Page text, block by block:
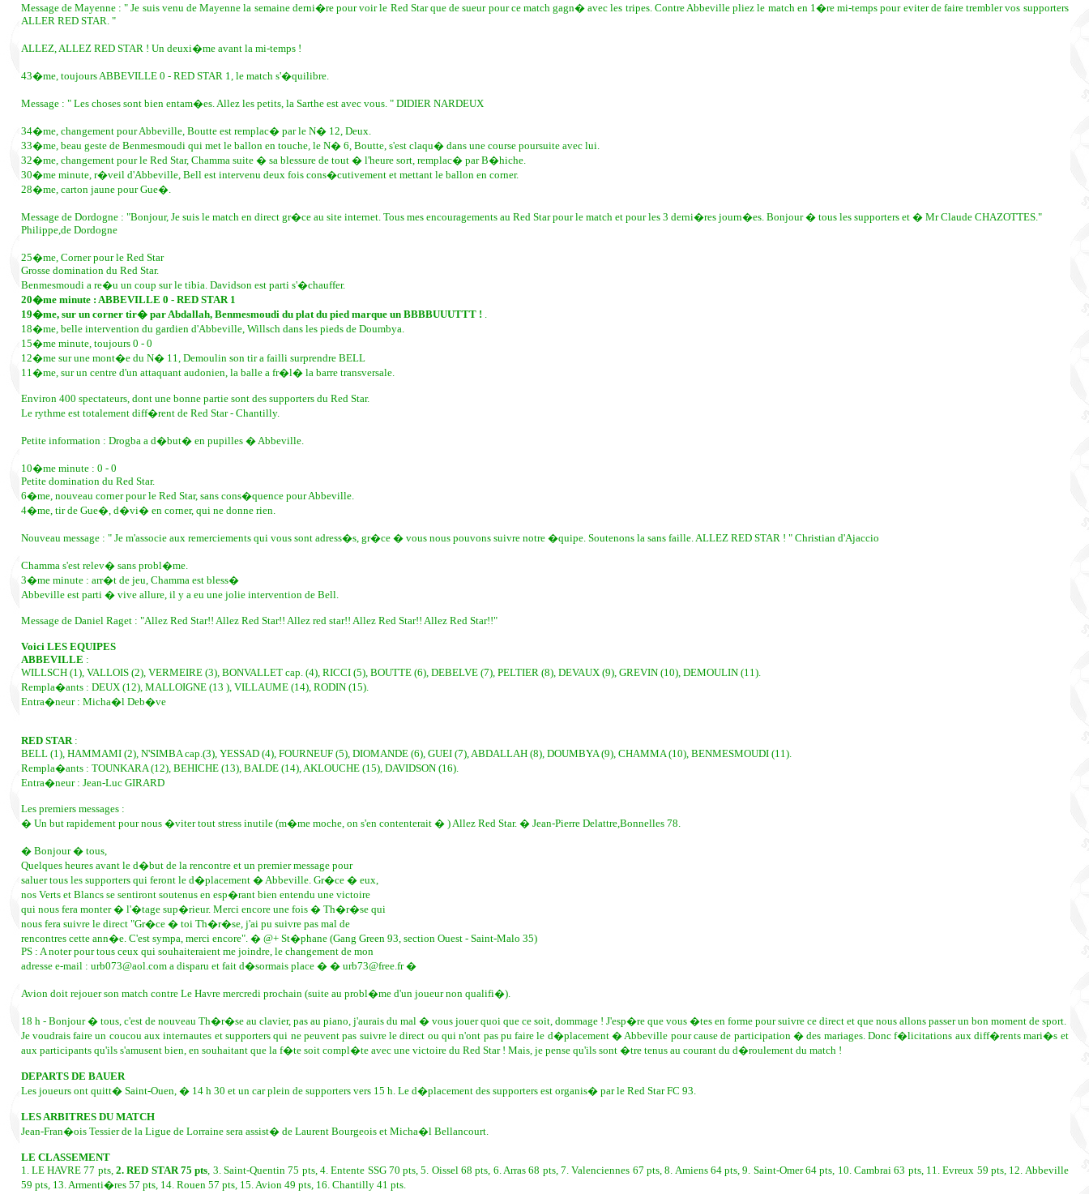
Message de Mayenne : " Je suis venu de Mayenne la semaine derni�re pour voir le Red Star que de sueur pour ce match gagn� avec les tripes. Contre Abbeville pliez le match en 1�re mi-temps pour eviter de faire trembler vos supporters
ALLER RED STAR. "
ALLEZ, ALLEZ RED STAR ! Un deuxi�me avant la mi-temps !
43�me, toujours ABBEVILLE 0 - RED STAR 1, le match s'�quilibre.
Message : " Les choses sont bien entam�es. Allez les petits, la Sarthe est avec vous. " DIDIER NARDEUX
34�me, changement pour Abbeville, Boutte est remplac� par le N� 12, Deux.
33�me, beau geste de Benmesmoudi qui met le ballon en touche, le N� 6, Boutte, s'est claqu� dans une course poursuite avec lui.
32�me, changement pour le Red Star, Chamma suite � sa blessure de tout � l'heure sort, remplac� par B�hiche.
30�me minute, r�veil d'Abbeville, Bell est intervenu deux fois cons�cutivement et mettant le ballon en corner.
28�me, carton jaune pour Gue�.
Message de Dordogne : "Bonjour, Je suis le match en direct gr�ce au site internet. Tous mes encouragements au Red Star pour le match et pour les 3 derni�res journ�es. Bonjour � tous les supporters et � Mr Claude CHAZOTTES."
Philippe,de Dordogne
25�me, Corner pour le Red Star
Grosse domination du Red Star.
Benmesmoudi a re�u un coup sur le tibia. Davidson est parti s'�chauffer.
20�me minute : ABBEVILLE 0 - RED STAR 1
19�me, sur un corner tir� par Abdallah, Benmesmoudi du plat du pied marque un BBBBUUUTTT !
18�me, belle intervention du gardien d'Abbeville, Willsch dans les pieds de Doumbya.
15�me minute, toujours 0 - 0
12�me sur une mont�e du N� 11, Demoulin son tir a failli surprendre BELL
11�me, sur un centre d'un attaquant audonien, la balle a fr�l� la barre transversale.
Environ 400 spectateurs, dont une bonne partie sont des supporters du Red Star.
Le rythme est totalement diff�rent de Red Star - Chantilly.
Petite information : Drogba a d�but� en pupilles � Abbeville.
10�me minute : 0 - 0
Petite domination du Red Star.
6�me, nouveau corner pour le Red Star, sans cons�quence pour Abbeville.
4�me, tir de Gue�, d�vi� en corner, qui ne donne rien.
Nouveau message : " Je m'associe aux remerciements qui vous sont adress�s, gr�ce � vous nous pouvons suivre notre �quipe. Soutenons la sans faille. ALLEZ RED STAR ! " Christian d'Ajaccio
Chamma s'est relev� sans probl�me.
3�me minute : arr�t de jeu, Chamma est bless�
Abbeville est parti � vive allure, il y a eu une jolie intervention de Bell.
Message de Daniel Raget : "Allez Red Star!! Allez Red Star!! Allez red star!! Allez Red Star!! Allez Red Star!!"
Voici LES EQUIPES
ABBEVILLE :
WILLSCH (1), VALLOIS (2), VERMEIRE (3), BONVALLET cap. (4), RICCI (5), BOUTTE (6), DEBELVE (7), PELTIER (8), DEVAUX (9), GREVIN (10), DEMOULIN (11).
Rempla�ants : DEUX (12), MALLOIGNE (13 ), VILLAUME (14), RODIN (15).
Entra�neur : Micha�l Deb�ve
RED STAR:
BELL (1), HAMMAMI (2), N'SIMBA cap.(3), YESSAD (4), FOURNEUF (5), DIOMANDE (6), GUEI (7), ABDALLAH (8), DOUMBYA (9), CHAMMA (10), BENMESMOUDI (11).
Rempla�ants : TOUNKARA (12), BEHICHE (13), BALDE (14), AKLOUCHE (15), DAVIDSON (16).
Entra�neur : Jean-Luc GIRARD
Les premiers messages :
� Un but rapidement pour nous �viter tout stress inutile (m�me moche, on s'en contenterait � ) Allez Red Star. � Jean-Pierre Delattre,Bonnelles 78.
� Bonjour � tous,
Quelques heures avant le d�but de la rencontre et un premier message pour
saluer tous les supporters qui feront le d�placement � Abbeville. Gr�ce � eux,
nos Verts et Blancs se sentiront soutenus en esp�rant bien entendu une victoire
qui nous fera monter � l'�tage sup�rieur. Merci encore une fois � Th�r�se qui
nous fera suivre le direct "Gr�ce � toi Th�r�se, j'ai pu suivre pas mal de
rencontres cette ann�e. C'est sympa, merci encore". � @+ St�phane (Gang Green 93, section Ouest - Saint-Malo 35)
PS : A noter pour tous ceux qui souhaiteraient me joindre, le changement de mon
adresse e-mail : urb073@aol.com a disparu et fait d�sormais place � � urb73@free.fr �
Avion doit rejouer son match contre Le Havre mercredi prochain (suite au probl�me d'un joueur non qualifi�).
18 h - Bonjour � tous, c'est de nouveau Th�r�se au clavier, pas au piano, j'aurais du mal � vous jouer quoi que ce soit, dommage ! J'esp�re que vous �tes en forme pour suivre ce direct et que nous allons passer un bon moment de sport.
Je voudrais faire un coucou aux internautes et supporters qui ne peuvent pas suivre le direct ou qui n'ont pas pu faire le d�placement � Abbeville pour cause de participation � des mariages. Donc f�licitations aux diff�rents mari�s et
aux participants qu'ils s'amusent bien, en souhaitant que la f�te soit compl�te avec une victoire du Red Star ! Mais, je pense qu'ils sont �tre tenus au courant du d�roulement du match !
DEPARTS DE BAUER
Les joueurs ont quitt� Saint-Ouen, � 14 h 30 et un car plein de supporters vers 15 h. Le d�placement des supporters est organis� par le Red Star FC 93.
LES ARBITRES DU MATCH
Jean-Fran�ois Tessier de la Ligue de Lorraine sera assist� de Laurent Bourgeois et Micha�l Bellancourt.
LE CLASSEMENT
1. LE HAVRE 77 pts,2. RED STAR 75 pts , 3. Saint-Quentin 75 pts, 4. Entente SSG 70 pts, 5. Oissel 68 pts, 6. Arras 68 pts, 7. Valenciennes 67 pts, 8. Amiens 64 pts, 9. Saint-Omer 64 pts, 10. Cambrai 63 pts, 11. Evreux 59 pts, 12. Abbeville
59 pts, 13. Armenti�res 57 pts, 14. Rouen 57 pts, 15. Avion 49 pts, 16. Chantilly 41 pts.